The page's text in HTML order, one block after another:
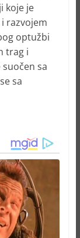
koje je
razvojem
optužbi
trag i
sa
sa